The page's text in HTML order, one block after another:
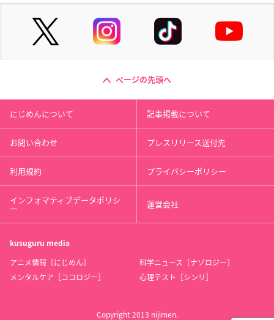
ページの先頭へ
にじめんについて 記事掲載について
お問い合わせ プレスリリース送付先
利用規約 プライバシーポリシー
インフォマティブデータポリシ
ー 運営会社
kusuguru media
アニメ情報［にじめん］
科学ニュース［ナゾロジー］
メンタルケア［ココロジー］
心理テスト［シンリ］
Copyright 2013 nijimen.